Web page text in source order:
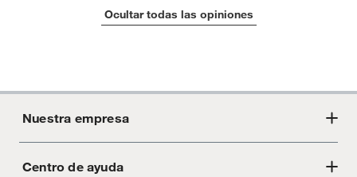
Ocultar todas las opiniones
Nuestra empresa
Acerca de Crate
Centro de ayuda